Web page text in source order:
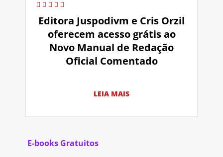
Editora Juspodivm e Cris Orzil
oferecem acesso grátis ao
Novo Manual de Redação
Oficial Comentado
LEIA MAIS
E-books Gratuitos